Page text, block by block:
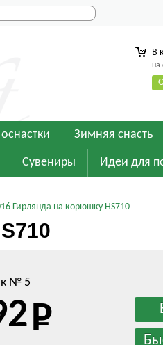
В
на
Зимняя снасть
Сувениры Идеи для
Гирлянда на корюшку HS710
№ 5